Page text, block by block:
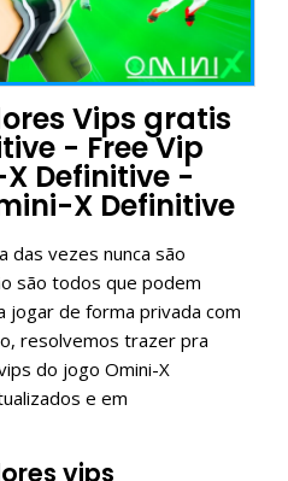
Vips gratis
- Free Vip
Definitive -
X Definitive
das vezes nunca são
são todos que podem
jogar de forma privada com
resolvemos trazer pra
do jogo Omini-X
e em
vips